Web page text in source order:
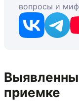
вопросы и
приемке